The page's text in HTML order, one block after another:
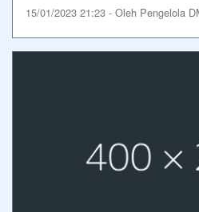
15/01/2023 21:23 - Oleh Pengelola